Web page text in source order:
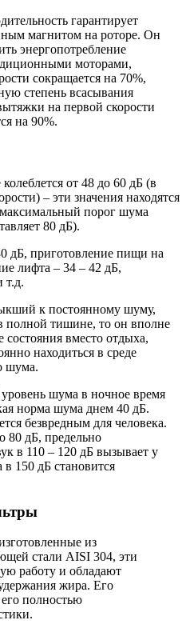
гарантирует
магнитом на роторе. Он
энергопотребление
моторами,
сокращается на 70%,
степень всасывания
на первой скорости
на 90%.
от 48 до 60 дБ (в
– эти значения находятся
порог шума
80 дБ).
дБ, приготовление пищи на
лифта – 34 – 42 дБ,
т.д.
к постоянному шуму,
полной тишине, то он вполне
вместо отдыха,
находиться в среде
шума.
шума в ночное время
норма шума днем 40 дБ.
безвредным для человека.
80 дБ, предельно
в 110 – 120 дБ вызывает у
150 дБ становится
из
стали AISI 304, эти
работу и обладают
жира. Его
полностью